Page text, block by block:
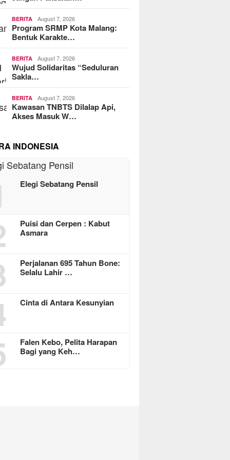
BERITA August 7, 2026
Program SRMP Kota Malang:
Bentuk Karakte…
BERITA August 7, 2026
Wujud Solidaritas “Seduluran
Sakla…
BERITA August 7, 2026
Kawasan TNBTS Dilalap Api,
Akses Masuk W…
INDONESIA
Elegi Sebatang Pensil
Puisi dan Cerpen : Kabut
Asmara
Perjalanan 695 Tahun Bone:
Selalu Lahir …
Cinta di Antara Kesunyian
Falen Kebo, Pelita Harapan
Bagi yang Keh…